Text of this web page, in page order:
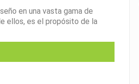
en una vasta gama de
ellos, es el propósito de la